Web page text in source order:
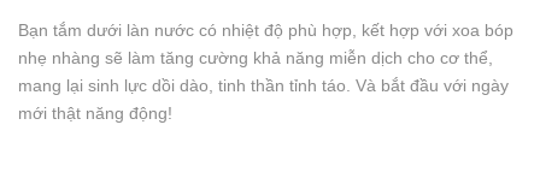
Bạn tắm dưới làn nước có nhiệt độ phù hợp, kết hợp với xoa bóp
nhẹ nhàng sẽ làm tăng cường khả năng miễn dịch cho cơ thể,
mang lại sinh lực dồi dào, tinh thần tỉnh táo. Và bắt đầu với ngày
mới thật năng động!